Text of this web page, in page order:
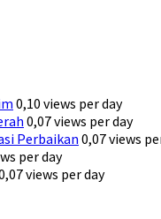
0,10 views per day
0,07 views per day
Perbaikan 0,07 views
per day
views per day